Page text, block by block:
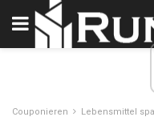
Couponieren Lebensmittel